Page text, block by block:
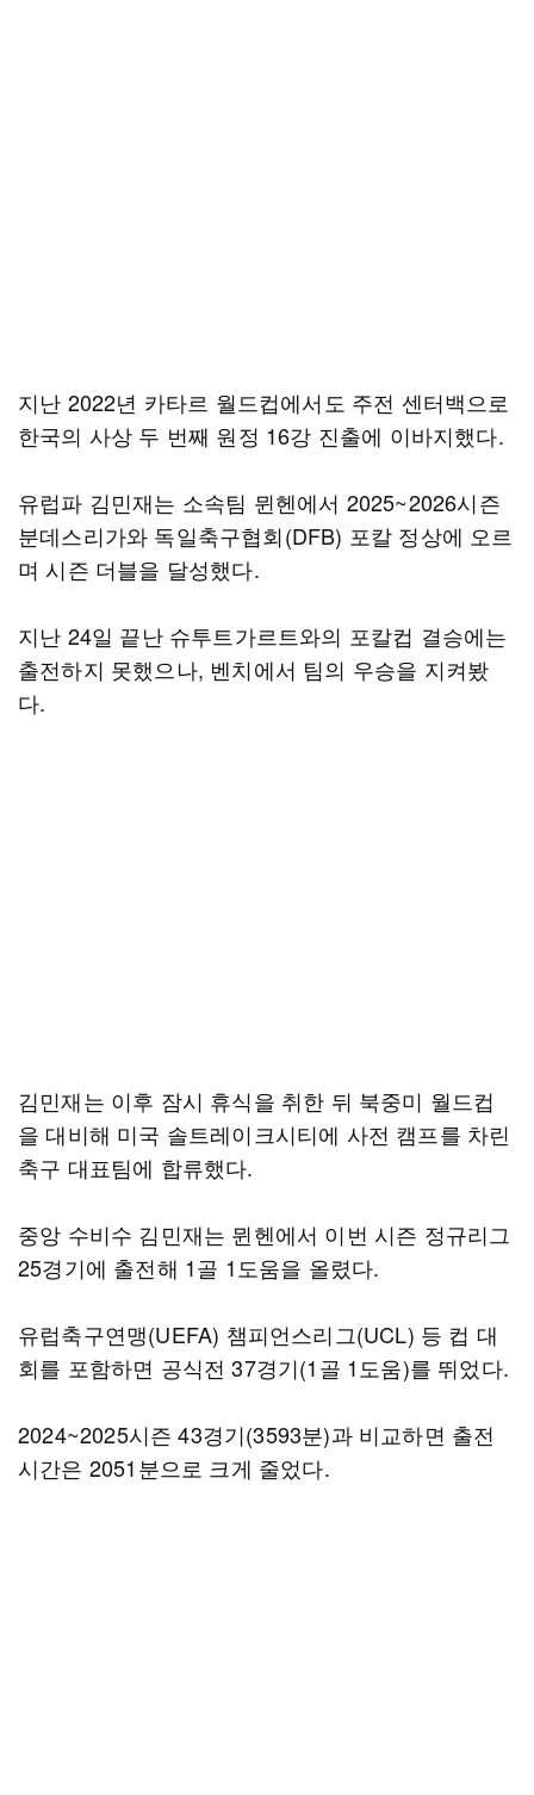
지난 2022년 카타르 월드컵에서도 주전 센터백으로
한국의 사상 두 번째 원정 16강 진출에 이바지했다.
유럽파 김민재는 소속팀 뮌헨에서 2025~2026시즌
분데스리가와 독일축구협회(DFB) 포칼 정상에 오르
며 시즌 더블을 달성했다.
지난 24일 끝난 슈투트가르트와의 포칼컵 결승에는
출전하지 못했으나, 벤치에서 팀의 우승을 지켜봤
다.
김민재는 이후 잠시 휴식을 취한 뒤 북중미 월드컵
을 대비해 미국 솔트레이크시티에 사전 캠프를 차린
축구 대표팀에 합류했다.
중앙 수비수 김민재는 뮌헨에서 이번 시즌 정규리그
25경기에 출전해 1골 1도움을 올렸다.
유럽축구연맹(UEFA) 챔피언스리그(UCL) 등 컵 대
회를 포함하면 공식전 37경기(1골 1도움)를 뛰었다.
2024~2025시즌 43경기(3593분)과 비교하면 출전
시간은 2051분으로 크게 줄었다.